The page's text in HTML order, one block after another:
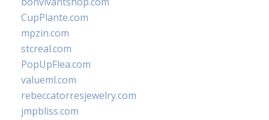
CupPlante.com
mpzin.com
stcreal.com
PopUpFlea.com
valueml.com
rebeccatorresjewelry.com
jmpbliss.com